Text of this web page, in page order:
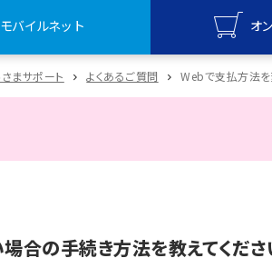
モバイルネット オ
UQ
オンラ
オンラ
まサポート よくあるご質問 Webで支払方法を
合の手続き方法を教えてくださ